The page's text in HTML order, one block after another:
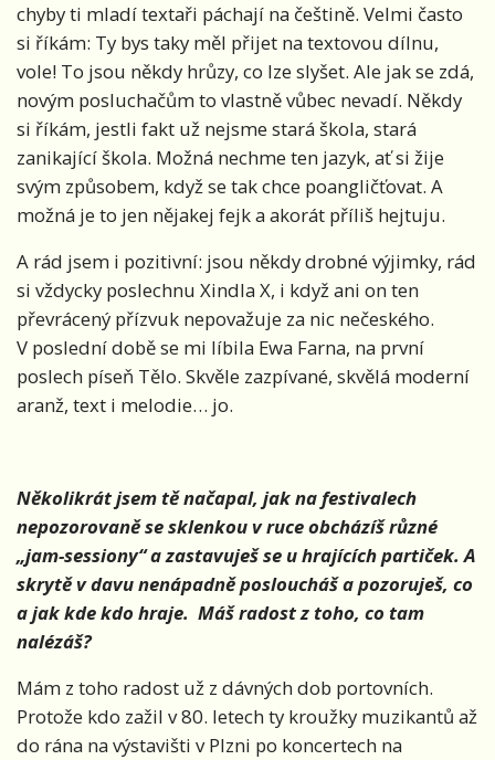
chyby ti mladí textaři páchají na češtině. Velmi často
si říkám: Ty bys taky měl přijet na textovou dílnu,
vole! To jsou někdy hrůzy, co lze slyšet. Ale jak se zdá,
novým posluchačům to vlastně vůbec nevadí. Někdy
si říkám, jestli fakt už nejsme stará škola, stará
zanikající škola. Možná nechme ten jazyk, ať si žije
svým způsobem, když se tak chce poangličťovat. A
možná je to jen nějakej fejk a akorát příliš hejtuju.
A rád jsem i pozitivní: jsou někdy drobné výjimky, rád
si vždycky poslechnu Xindla X, i když ani on ten
převrácený přízvuk nepovažuje za nic nečeského.
V poslední době se mi líbila Ewa Farna, na první
poslech píseň Tělo. Skvěle zazpívané, skvělá moderní
aranž, text i melodie… jo.
Několikrát jsem tě načapal, jak na festivalech
nepozorovaně se sklenkou v ruce obcházíš různé
„jam-sessiony“ a zastavuješ se u hrajících partiček. A
skrytě v davu nenápadně posloucháš a pozoruješ, co
a jak kde kdo hraje. Máš radost z toho, co tam
nalézáš?
Mám z toho radost už z dávných dob portovních.
Protože kdo zažil v 80. letech ty kroužky muzikantů až
do rána na výstavišti v Plzni po koncertech na